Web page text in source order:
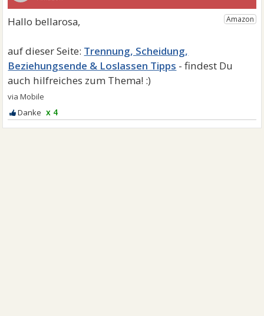
Trennung, Scheidung,
Beziehungsende & Loslassen Tipps
x 4